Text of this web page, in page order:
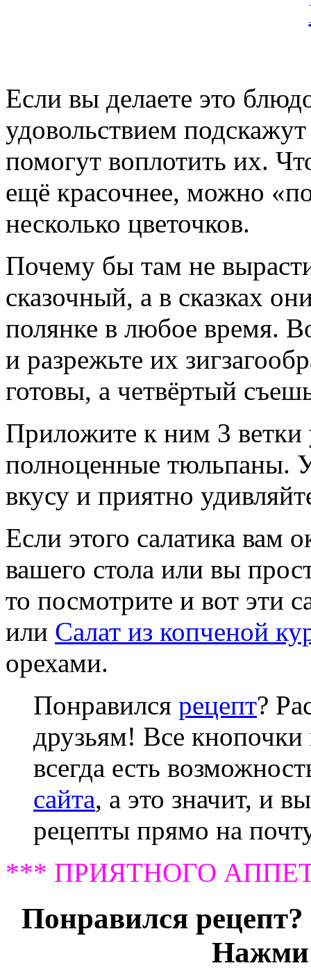
Если вы делаете это
удовольствием
помогут воплотить их.
ещё красочнее, можно
несколько цветочков.
Почему бы там не
сказочный, а в сказках
полянке в любое время.
и разрежьте их
готовы, а четвёртый
Приложите к ним 3 ветки
полноценные тюльпаны.
вкусу и приятно
Если этого салатика вам
вашего стола или вы
то посмотрите и вот эти
или Салат из копченой
орехами.
Понравился рецепт?
друзьям! Все кнопочки
всегда есть
сайта, а это значит, и
рецепты прямо на
*** ПРИЯТНОГО
Понравился
Нажми